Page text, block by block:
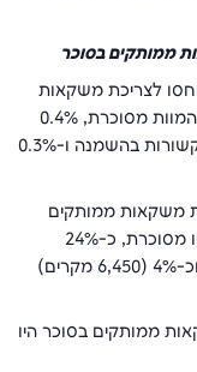
ממותקים בסוכר
מקרי מוות שיוחסו לצריכת משקאות
ממותקים בסוכר, והם ייצגו 5.3% מכלל מקרי המוות מסוכרת, 0.4%
מקרי מוות מכלל מחלות קרדיו-ווסקולריות הקשורות בהשמנה ו-0.3%
לצריכת משקאות ממותקים
בסוכר מרביתם, כ-72% (133,000 מקרים) היו מסוכרת, כ-24%
(45,000 מקרים) ממחלות קרדיו-ווסקולריות וכ-4% (6,450 מקרים)
ממותקים בסוכר היו